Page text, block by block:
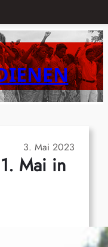
3. Mai 2023
Mai in